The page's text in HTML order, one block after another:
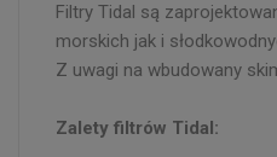
Filtry Tidal są
morskich jak i
Z uwagi na wbudowany
Zalety filtrów Tidal: